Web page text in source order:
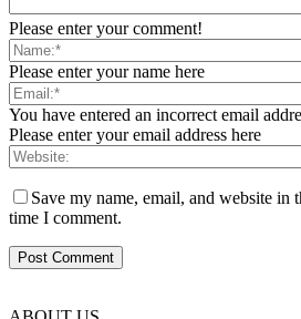
Please enter your comment!
Please enter your name here
You have entered an incorrect email
Please enter your email address here
Save my name, email, and website in
time I comment.